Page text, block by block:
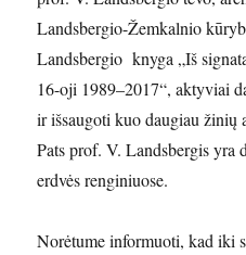
Landsbergio-Žemkalnio
Landsbergio knyga „Iš
16-oji 1989–2017“, aktyviai
ir išsaugoti kuo daugiau žinių
Pats prof. V. Landsbergis yra
erdvės renginiuose.
Norėtume informuoti, kad iki